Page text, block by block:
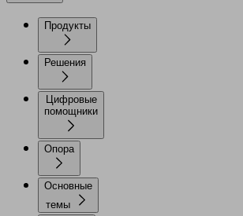
Продукты
Решения
Цифровые
помощники
Опора
Основные
темы